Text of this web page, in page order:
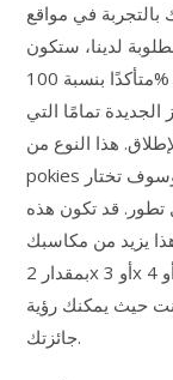
بالتجربة في مواقع
لدينا، ستكون
بنسبة 100%
الجديدة تمامًا التي
هذا النوع من
pokies التباين المنخفض لا يمثل مخاطرة كبيرة، وسوف تختار
قد تكون هذه
يزيد من مكاسبك
بمقدار 2x أو 3x أو 4x أو ربما أكثر، والعديد من الجوائز الكبرى
حيث يمكنك رؤية
جائزتك.